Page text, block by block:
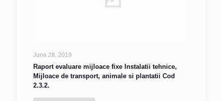
June 28, 2019
Raport evaluare mijloace fixe Instalatii tehnice,
Mijloace de transport, animale si plantatii Cod
2.3.2.